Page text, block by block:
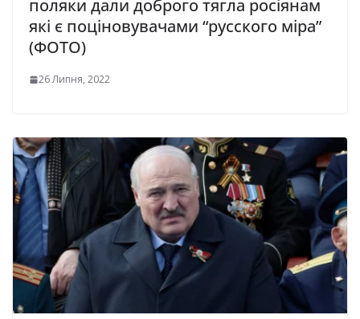
поляки дали доброго тягла росіянам
які є поціновувачами “русского міра”
(ФОТО)
26 Липня, 2022